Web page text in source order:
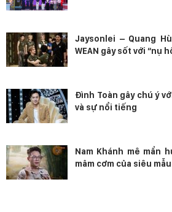
Jaysonlei – Quang
WEAN gây sốt với “nụ
Đình Toàn gây chú ý
và sự nổi tiếng
Nam Khánh mê mẩn
mâm cơm của siêu